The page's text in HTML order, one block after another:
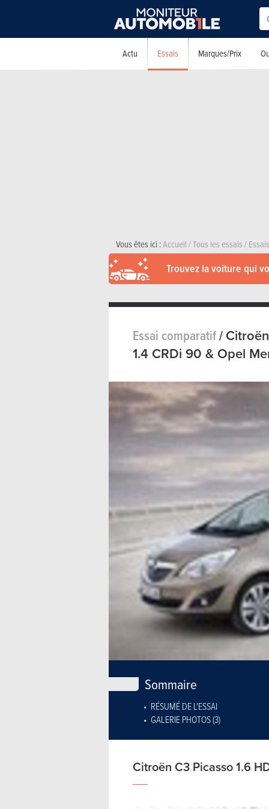
Actu Essais Marques/Prix
Vous êtes ici :Accueil/Tous les essais/
Trouvez la voiture qui
Essai comparatif/
1.4 CRDi 90 & Opel
Sommaire
RÉSUMÉ DE L'ESSAI
GALERIE PHOTOS (3)
Citroën C3 Picasso 1.6